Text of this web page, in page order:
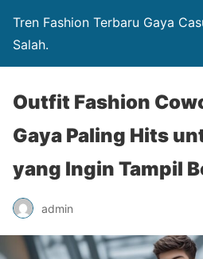
Tren Fashion Terbaru Gaya
Salah.
Outfit Fashion
Gaya Paling Hits
yang Ingin Tampil
admin